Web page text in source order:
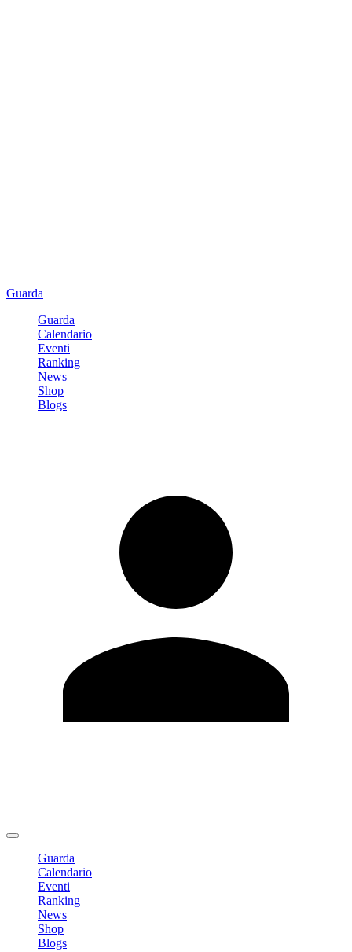
Guarda
Guarda
Calendario
Eventi
Ranking
News
Shop
Blogs
Guarda
Calendario
Eventi
Ranking
News
Shop
Blogs